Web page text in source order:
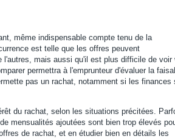
même indispensable compte tenu de la
est telle que les offres peuvent
mais aussi qu'il est plus difficile de voir
permettra à l'emprunteur d'évaluer la
pas un rachat, notamment si les finances
du rachat, selon les situations précitées.
mensualités ajoutées sont bien trop élevés
de rachat, et en étudier bien en détails les